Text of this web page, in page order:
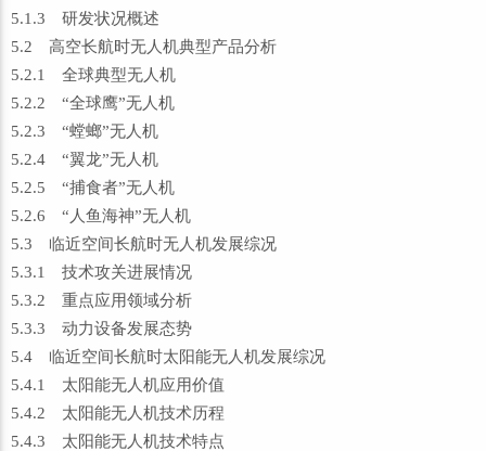
5.1.3 研发状况概述
5.2 高空长航时无人机典型产品分析
5.2.1 全球典型无人机
5.2.2 “全球鹰”无人机
5.2.3 “螳螂”无人机
5.2.4 “翼龙”无人机
5.2.5 “捕食者”无人机
5.2.6 “人鱼海神”无人机
5.3 临近空间长航时无人机发展综况
5.3.1 技术攻关进展情况
5.3.2 重点应用领域分析
5.3.3 动力设备发展态势
5.4 临近空间长航时太阳能无人机发展综况
5.4.1 太阳能无人机应用价值
5.4.2 太阳能无人机技术历程
5.4.3 太阳能无人机技术特点